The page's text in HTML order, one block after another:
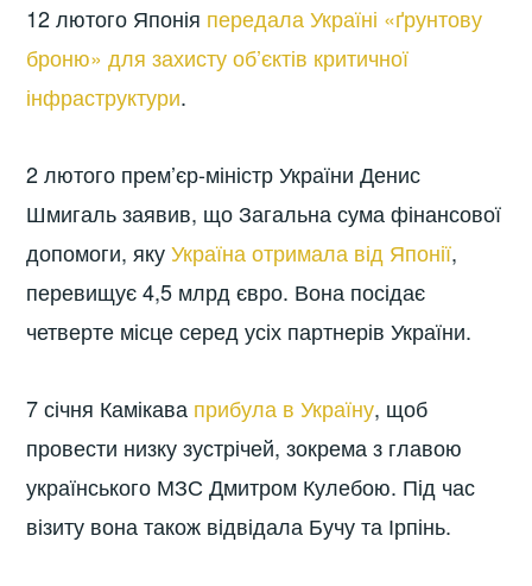
12 лютого Японія передала Україні «ґрунтову
броню» для захисту об’єктів критичної
інфраструктури.
2 лютого прем’єр-міністр України Денис
Шмигаль заявив, що Загальна сума фінансової
допомоги, якуУкраїна отримала від Японії,
перевищує 4,5 млрд євро. Вона посідає
четверте місце серед усіх партнерів України.
7 січня Камікава прибула в Україну, щоб
провести низку зустрічей, зокрема з главою
українського МЗС Дмитром Кулебою. Під час
візиту вона також відвідала Бучу та Ірпінь.